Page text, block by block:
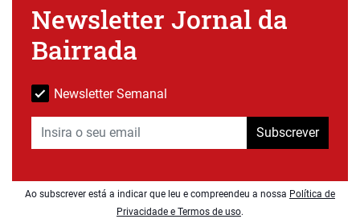
Newsletter Jornal da
Bairrada
Newsletter Semanal
Subscrever
Ao subscrever está a indicar que leu e compreendeu a nossa Política de
Privacidade e Termos de uso.